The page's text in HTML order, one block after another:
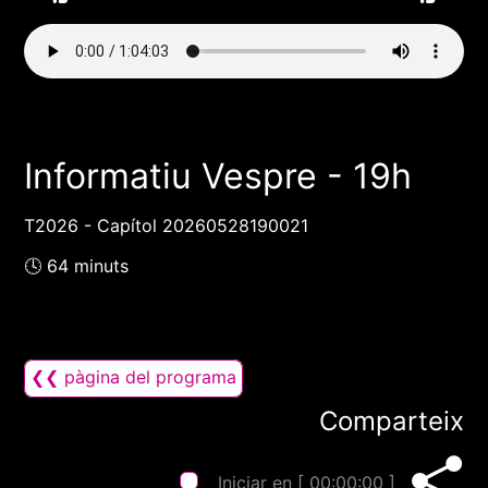
Informatiu Vespre - 19h
T2026 - Capítol 20260528190021
🕓 64 minuts
❮❮ pàgina del programa
Comparteix
Iniciar en [ 00:00:00 ]